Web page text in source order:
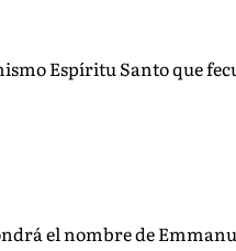
Espíritu Santo que
el nombre de